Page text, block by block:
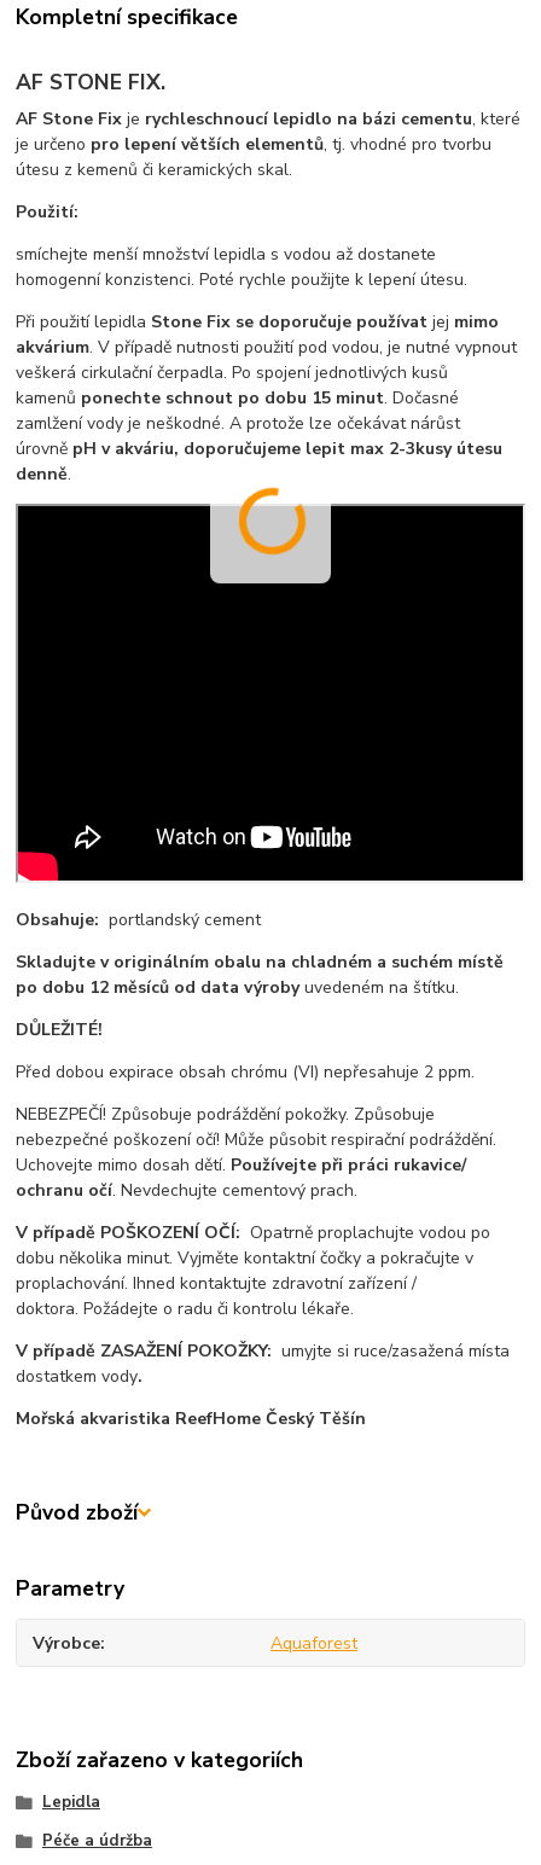
Kompletní specifikace
AF STONE FIX.
AF Stone Fix je rychleschnoucí lepidlo na bázi cementu, které
je určeno pro lepení větších elementů, tj. vhodné pro tvorbu
útesu z kemenů či keramických skal.
Použití:
smíchejte menší množství lepidla s vodou až dostanete
homogenní konzistenci. Poté rychle použijte k lepení útesu.
Při použití lepidla Stone Fix se doporučuje používatjej mimo
akvárium. V případě nutnosti použití pod vodou, je nutné vypnout
veškerá cirkulační čerpadla. Po spojení jednotlivých kusů
kamenů ponechte schnout po dobu 15 minut. Dočasné
zamlžení vody je neškodné. A protože lze očekávat nárůst
úrovně pH v akváriu, doporučujeme lepit max 2-3kusy útesu
denně.
Obsahuje: portlandský cement
Skladujte v originálním obalu na chladném a suchém místě
po dobu 12 měsíců od data výrobyuvedeném na štítku.
DŮLEŽITÉ!
Před dobou expirace obsah chrómu (VI) nepřesahuje 2 ppm.
NEBEZPEČÍ! Způsobuje podráždění pokožky. Způsobuje
nebezpečné poškození očí! Může působit respirační podráždění.
Uchovejte mimo dosah dětí. Používejte při práci rukavice/
ochranu očí. Nevdechujte cementový prach.
V případě POŠKOZENÍ OČÍ: Opatrně proplachujte vodou po
dobu několika minut. Vyjměte kontaktní čočky a pokračujte v
proplachování. Ihned kontaktujte zdravotní zařízení /
doktora. Požádejte o radu či kontrolu lékaře.
V případě ZASAŽENÍ POKOŽKY: umyjte si ruce/zasažená místa
dostatkem vody.
Mořská akvaristika ReefHome Český Těšín
Původ zboží
Parametry
Výrobce Aquaforest
Zboží zařazeno v kategoriích
Lepidla
Péče a údržba